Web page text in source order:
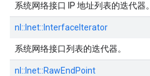
系统网络接口 IP 地址列表的迭代器。
nl:: Inet:: InterfaceIterator
系统网络接口列表的迭代器。
nl:: Inet::RawEndPoint